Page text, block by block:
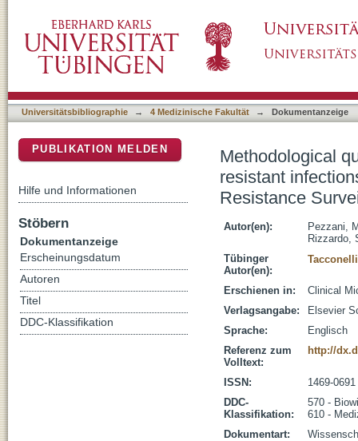
to the WHO Global Antimicrobial
Universitätsbibliographie → 4 Medizinische Fakultät → Dokumentanzeige
Methodological
resistant
Resistance
Autor(en):
Pezzani,
Rizzardo,
Tübinger
Autor(en):
Erschienen in:
Clinical
Verlagsangabe:
Elsevier
Sprache:
Englisch
Referenz zum
Volltext:
http://
ISSN:
1469-0691
DDC-
Klassifikation:
570 -
610 -
Dokumentart:
PUBLIKATION MELDEN
Hilfe und Informationen
Stöbern
Dokumentanzeige
Erscheinungsdatum
Autoren
Titel
DDC-Klassifikation